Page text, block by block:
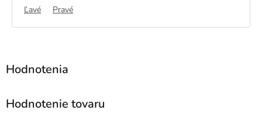
Ľavé Pravé
Hodnotenie tovaru